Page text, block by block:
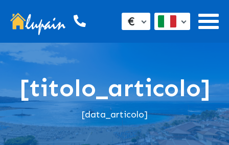
€
[titolo_articolo]
[data_articolo]